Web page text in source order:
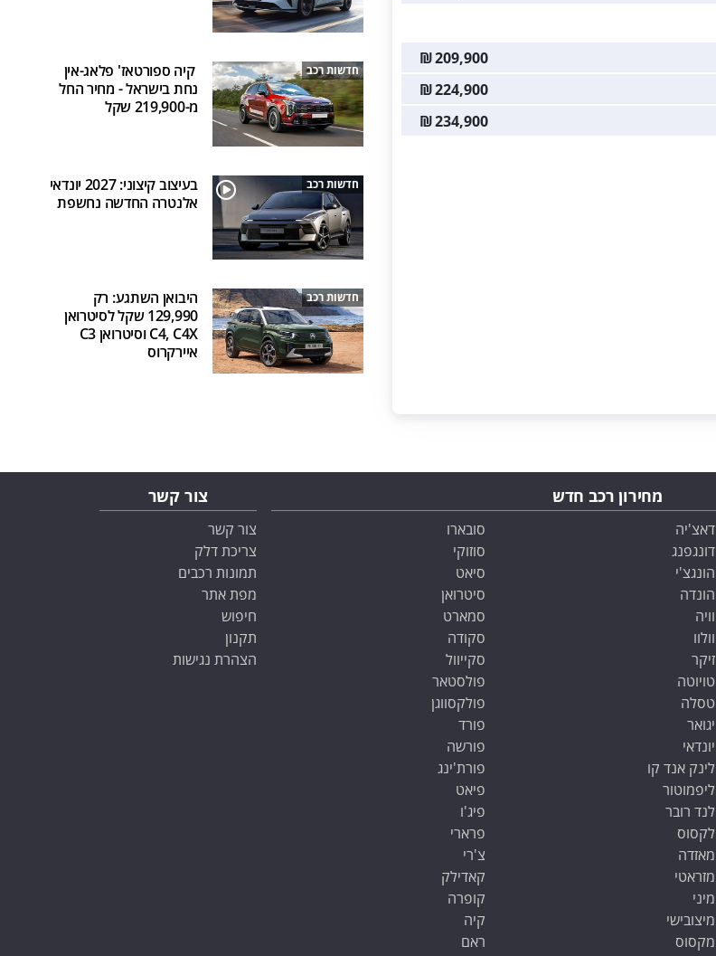
209,900
₪
224,900
₪
234,900
₪
חדשות רכב
קיה ספורטאז' פלאג-אין
נחת בישראל - מחיר החל
מ-219,900 שקל
חדשות רכב
בעיצוב קיצוני: 2027 יונדאי
אלנטרה החדשה נחשפת
חדשות רכב
היבואן השתגע: רק
129,990 שקל לסיטרואן
C4, C4X וסיטרואן C3
איירקרוס
צור קשר
צור קשר
צריכת דלק
תמונות רכבים
מפת אתר
חיפוש
תקנון
הצהרת נגישות
מחירון רכב חדש
דאצ'יה
דונגפנג
הונגצ'י
הונדה
וויה
וולוו
זיקר
טויוטה
טסלה
יגואר
יונדאי
לינק אנד קו
ליפמוטור
לנד רובר
לקסוס
מאזדה
מזראטי
מיני
מיצובישי
מקסוס
סובארו
סוזוקי
סיאט
סיטרואן
סמארט
סקודה
סקייוול
פולסטאר
פולקסווגן
פורד
פורשה
פורת'ינג
פיאט
פיג'ו
פרארי
צ'רי
קאדילק
קופרה
קיה
ראם